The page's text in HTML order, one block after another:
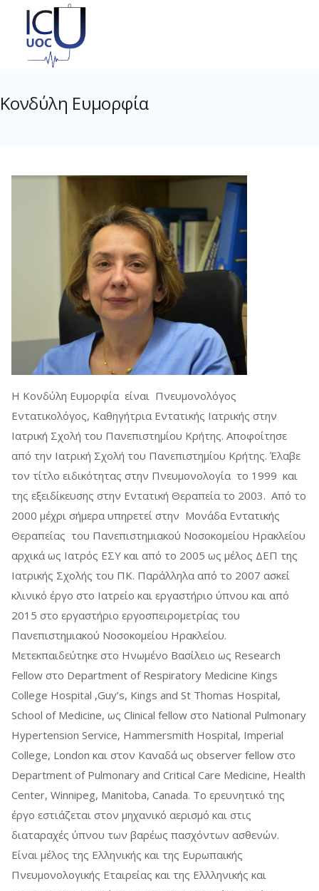
Κονδύλη Ευμορφία
Η Κονδύλη Ευμορφία είναι Πνευμονολόγος
Εντατικολόγος, Καθηγήτρια Εντατικής Ιατρικής στην
Ιατρική Σχολή του Πανεπιστημίου Κρήτης. Αποφοίτησε
από την Ιατρική Σχολή του Πανεπιστημίου Κρήτης. Έλαβε
τον τίτλο ειδικότητας στην Πνευμονολογία το 1999 και
της εξειδίκευσης στην Εντατική Θεραπεία το 2003. Από το
2000 μέχρι σήμερα υπηρετεί στην Μονάδα Εντατικής
Θεραπείας του Πανεπιστημιακού Νοσοκομείου Ηρακλείου
αρχικά ως Ιατρός ΕΣΥ και από το 2005 ως μέλος ΔΕΠ της
Ιατρικής Σχολής του ΠΚ. Παράλληλα από το 2007 ασκεί
κλινικό έργο στο Ιατρείο και εργαστήριο ύπνου και από
2015 στο εργαστήριο εργοσπειρομετρίας του
Πανεπιστημιακού Νοσοκομείου Ηρακλείου.
Μετεκπαιδεύτηκε στο Ηνωμένο Βασίλειο ως Research
Fellow στο Department of Respiratory Medicine Κings
College Hospital ,Guy’s, Kings and St Thomas Hospital,
School of Medicine, ως Clinical fellow στο National Pulmonary
Hypertension Service, Hammersmith Hospital, Imperial
College, London και στον Καναδά ως observer fellow στο
Department of Pulmonary and Critical Care Medicine, Health
Center, Winnipeg, Manitoba, Canada. Το ερευνητικό της
έργο εστιάζεται στον μηχανικό αερισμό και στις
διαταραχές ύπνου των βαρέως πασχόντων ασθενών.
Είναι μέλος της Ελληνικής και της Ευρωπαικής
Πνευμονολογικής Εταιρείας και της Ελλληνικής και